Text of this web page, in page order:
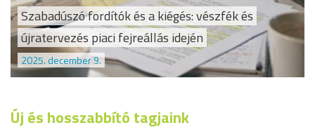
Szabadúszó fordítók és a kiégés: vészfék és
újratervezés piaci fejreállás idején
2025. december 9.
Új és hosszabbító tagjaink